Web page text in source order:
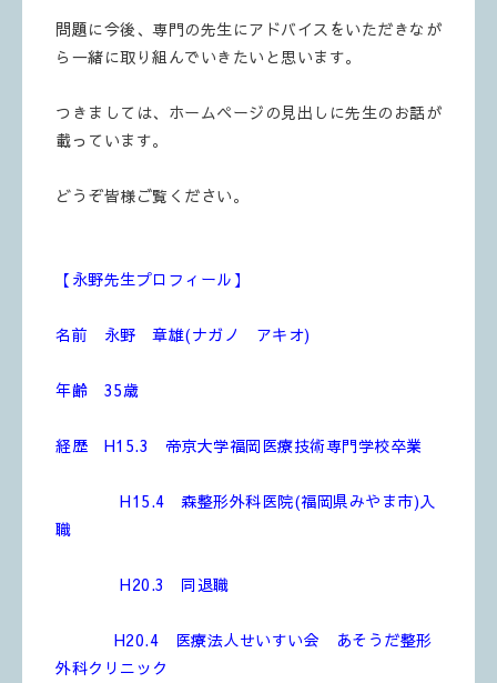
問題に今後、専門の先生にアドバイスをいただきなが
ら一緒に取り組んでいきたいと思います。
つきましては、ホームページの見出しに先生のお話が
載っています。
どうぞ皆様ご覧ください。
【永野先生プロフィール】
名前 永野 章雄(ナガノ アキオ)
年齢 35歳
経歴 H15.3 帝京大学福岡医療技術専門学校卒業
H15.4 森整形外科医院(福岡県みやま市)入
職
H20.3 同退職
H20.4 医療法人せいすい会 あそうだ整形
外科クリニック